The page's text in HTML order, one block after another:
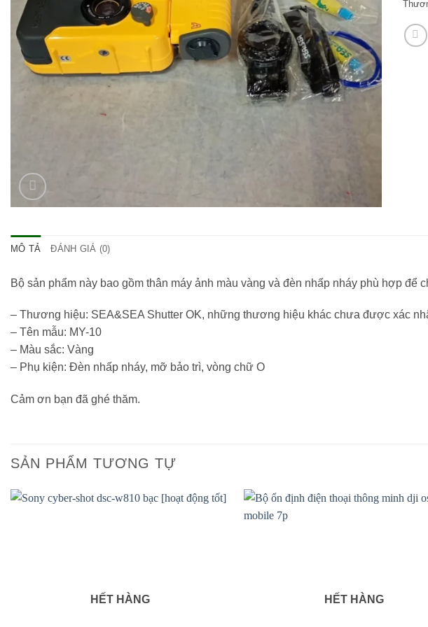
MÔ TẢ ĐÁNH GIÁ (0)
Bộ sản phẩm này bao gồm thân máy ảnh màu vàng và đèn nhấp nháy phù hợp
– Thương hiệu: SEA&SEA Shutter OK, những thương hiệu khác chưa được xác
– Tên mẫu: MY-10
– Màu sắc: Vàng
– Phụ kiện: Đèn nhấp nháy, mỡ bảo trì, vòng chữ O
Cảm ơn bạn đã ghé thăm.
SẢN PHẨM TƯƠNG TỰ
HẾT HÀNG HẾT HÀNG